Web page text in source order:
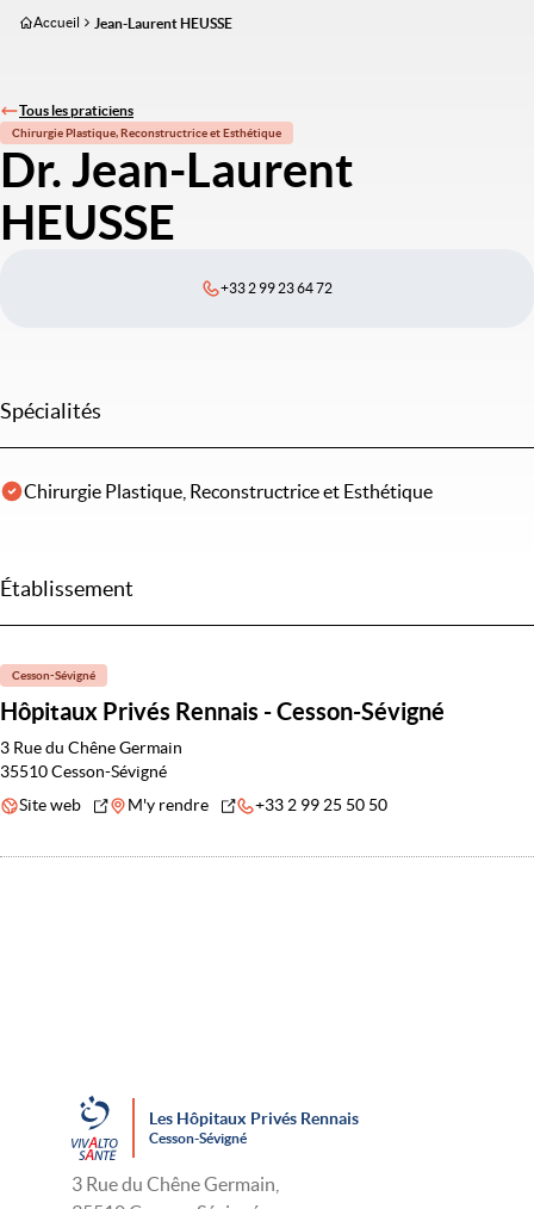
Aller
principal
Accueil Jean-Laurent HEUSSE
Tous les praticiens
Chirurgie Plastique, Reconstructrice et Esthétique
Dr. Jean-Laurent
HEUSSE
+33 2 99 23 64 72
Spécialités
Chirurgie Plastique, Reconstructrice et Esthétique
Établissement
Cesson-Sévigné
Hôpitaux Privés Rennais - Cesson-Sévigné
3 Rue du Chêne Germain
35510 Cesson-Sévigné
Site web
M'y rendre +33 2 99 25 50 50
Les Hôpitaux Privés Rennais
Cesson-Sévigné
3 Rue du Chêne Germain,